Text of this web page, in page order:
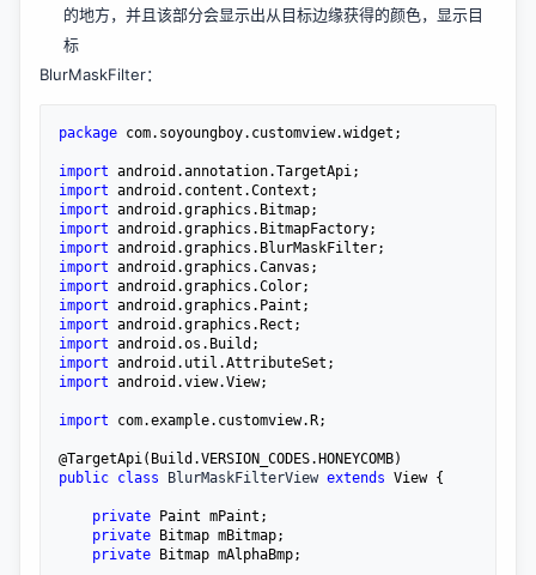
的地方，并且该部分会显示出从目标边缘获得的颜色，显示目
标
BlurMaskFilter：
package com.soyoungboy.customview.widget;
import
import
import
import
import
import
import
import
import
import
import
import android.view.View;
import com.example.customview.R;
public class BlurMaskFilterView extends View {
private Paint mPaint;
private Bitmap mBitmap;
private Bitmap mAlphaBmp;